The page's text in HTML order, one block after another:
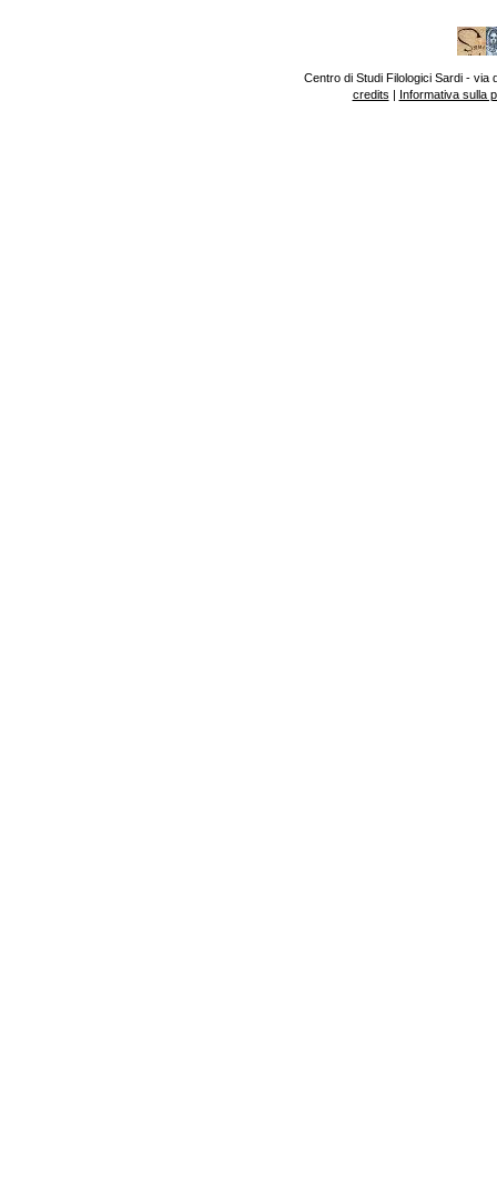
Centro di Studi Filologici Sardi - via
credits | Informativa sulla